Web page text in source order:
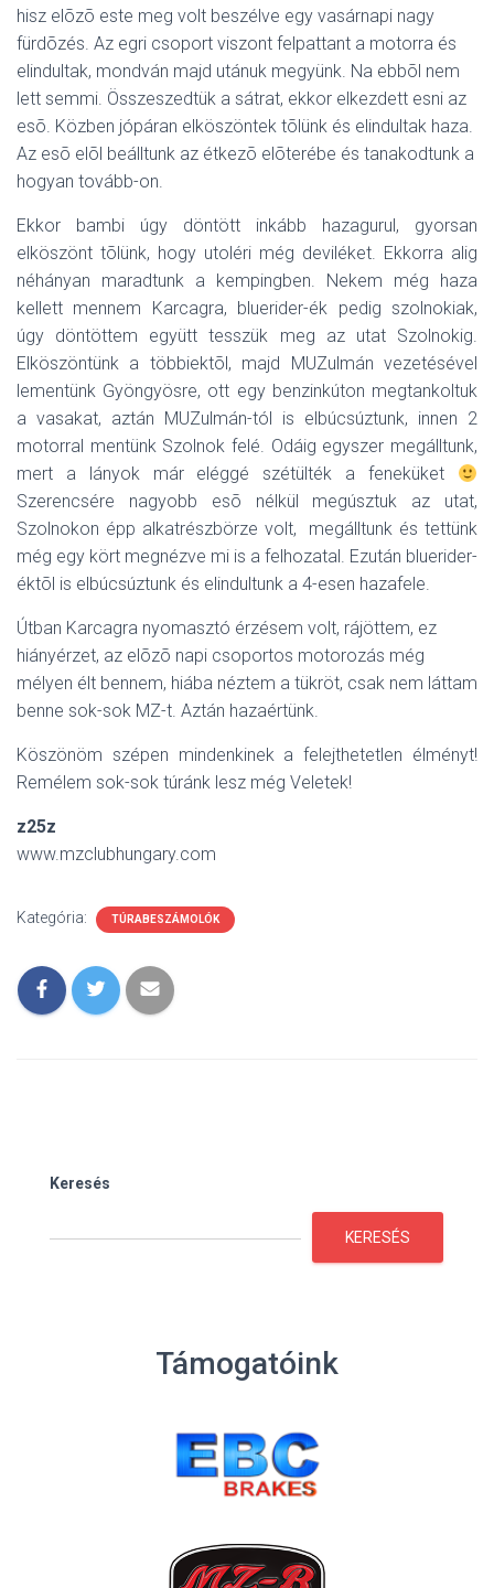
hisz elõzõ este meg volt beszélve egy vasárnapi nagy
fürdõzés. Az egri csoport viszont felpattant a motorra és
elindultak, mondván majd utánuk megyünk. Na ebbõl nem
lett semmi. Összeszedtük a sátrat, ekkor elkezdett esni az
esõ. Közben jópáran elköszöntek tõlünk és elindultak haza.
Az esõ elõl beálltunk az étkezõ elõterébe és tanakodtunk a
hogyan tovább-on.
Ekkor bambi úgy döntött inkább hazagurul, gyorsan
elköszönt tõlünk, hogy utoléri még deviléket. Ekkorra alig
néhányan maradtunk a kempingben. Nekem még haza
kellett mennem Karcagra, bluerider-ék pedig szolnokiak,
úgy döntöttem együtt tesszük meg az utat Szolnokig.
Elköszöntünk a többiektõl, majd MUZulmán vezetésével
lementünk Gyöngyösre, ott egy benzinkúton megtankoltuk
a vasakat, aztán MUZulmán-tól is elbúcsúztunk, innen 2
motorral mentünk Szolnok felé. Odáig egyszer megálltunk,
mert a lányok már eléggé szétülték a feneküket
Szerencsére nagyobb esõ nélkül megúsztuk az utat,
Szolnokon épp alkatrészbörze volt, megálltunk és tettünk
még egy kört megnézve mi is a felhozatal. Ezután bluerider-
éktõl is elbúcsúztunk és elindultunk a 4-esen hazafele.
Útban Karcagra nyomasztó érzésem volt, rájöttem, ez
hiányérzet, az elõzõ napi csoportos motorozás még
mélyen élt bennem, hiába néztem a tükröt, csak nem láttam
benne sok-sok MZ-t. Aztán hazaértünk.
Köszönöm szépen mindenkinek a felejthetetlen élményt!
Remélem sok-sok túránk lesz még Veletek!
z25z
www.mzclubhungary.com
Kategória: TÚRABESZÁMOLÓK
Keresés
KERESÉS
Támogatóink